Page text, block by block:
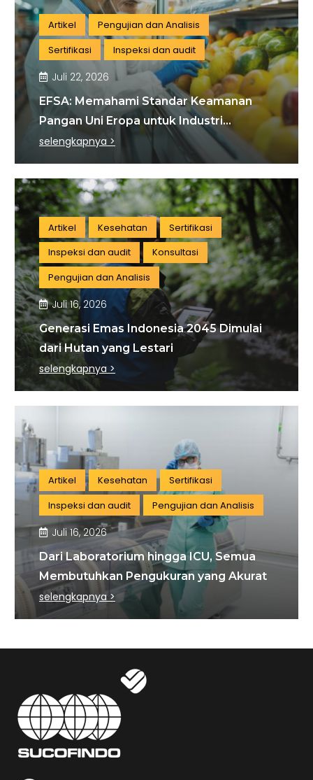
Artikel
Pengujian dan Analisis
Sertifikasi
Inspeksi dan audit
Juli 22, 2026
EFSA: Memahami Standar Keamanan
Pangan Uni Eropa untuk Industri
Indonesia
selengkapnya >
Artikel Kesehatan
Sertifikasi
Inspeksi dan audit
Konsultasi
Pengujian dan Analisis
Juli 16, 2026
Generasi Emas Indonesia 2045 Dimulai
dari Hutan yang Lestari
selengkapnya >
Artikel Kesehatan
Sertifikasi
Inspeksi dan audit
Pengujian dan Analisis
Juli 16, 2026
Dari Laboratorium hingga ICU, Semua
Membutuhkan Pengukuran yang Akurat
selengkapnya >